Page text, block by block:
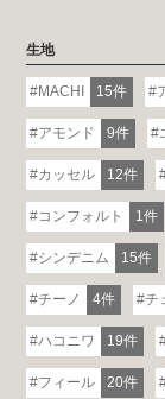
生地
MACHI 15件
アモンド 9件
カッセル 12件
コンフォルト 1件
シンデニム 15件
チーノ 4件 チ
ハコニワ 19件
フィール 20件